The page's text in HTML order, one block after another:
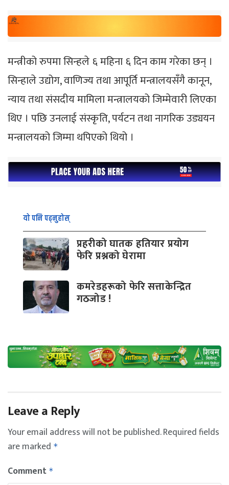
मन्त्रीको रुपमा सिन्हले ६ महिना ६ दिन काम गरेका छन् ।
सिन्हाले उद्योग, वाणिज्य तथा आपूर्ति मन्त्रालयसँगै कानून,
न्याय तथा संसदीय मामिला मन्त्रालयको जिम्मेवारी लिएका
थिए । पछि उनलाई संस्कृति, पर्यटन तथा नागरिक उड्ययन
मन्त्रालयको जिम्मा थपिएको थियो ।
यो पनि पढ्नुहोस्
प्रहरीको घातक हतियार प्रयोग
फेरि प्रश्नको घेरामा
कमरेडहरूको फेरि सत्ताकेन्द्रित
गठजोड !
Leave a Reply
Your email address will not be published.Required fields
are marked *
Comment *